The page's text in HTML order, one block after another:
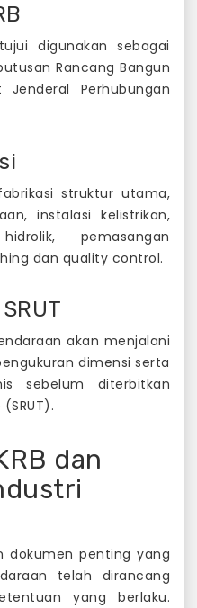
digunakan sebagai
Rancang Bangun
Jenderal Perhubungan
struktur utama,
instalasi kelistrikan,
pemasangan
dan quality control.
akan menjalani
dimensi serta
sebelum diterbitkan
dan
dokumen penting yang
telah dirancang
yang berlaku.